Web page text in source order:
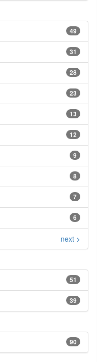
49
31
28
23
13
12
9
8
7
6
next >
51
39
90